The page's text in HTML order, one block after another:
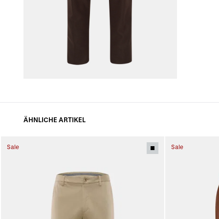
ÄHNLICHE ARTIKEL
Sale Sale